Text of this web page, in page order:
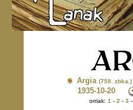
Argia (758. zbka.)
1935-10-20
orriak: 1 - 2 - 3 -